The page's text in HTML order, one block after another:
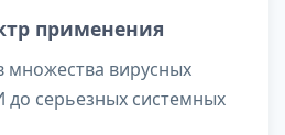
применения
множества вирусных
серьезных системных